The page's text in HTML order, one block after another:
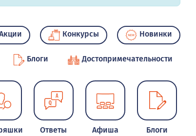
Конкурсы Новинки
Блоги Достопримечательности
Ответы Афиша Блоги